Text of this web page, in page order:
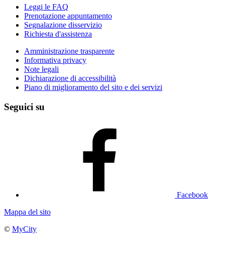
Leggi le FAQ
Prenotazione appuntamento
Segnalazione disservizio
Richiesta d'assistenza
Amministrazione trasparente
Informativa privacy
Note legali
Dichiarazione di accessibilità
Piano di miglioramento del sito e dei servizi
Seguici su
Facebook
Mappa del sito
© MyCity